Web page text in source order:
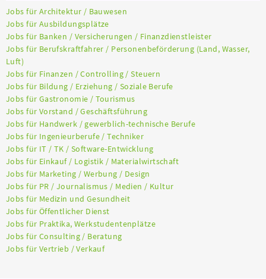
Jobs für Architektur / Bauwesen
Jobs für Ausbildungsplätze
Jobs für Banken / Versicherungen / Finanzdienstleister
Jobs für Berufskraftfahrer / Personenbeförderung (Land, Wasser,
Luft)
Jobs für Finanzen / Controlling / Steuern
Jobs für Bildung / Erziehung / Soziale Berufe
Jobs für Gastronomie / Tourismus
Jobs für Vorstand / Geschäftsführung
Jobs für Handwerk / gewerblich-technische Berufe
Jobs für Ingenieurberufe / Techniker
Jobs für IT / TK / Software-Entwicklung
Jobs für Einkauf / Logistik / Materialwirtschaft
Jobs für Marketing / Werbung / Design
Jobs für PR / Journalismus / Medien / Kultur
Jobs für Medizin und Gesundheit
Jobs für Öffentlicher Dienst
Jobs für Praktika, Werkstudentenplätze
Jobs für Consulting / Beratung
Jobs für Vertrieb / Verkauf